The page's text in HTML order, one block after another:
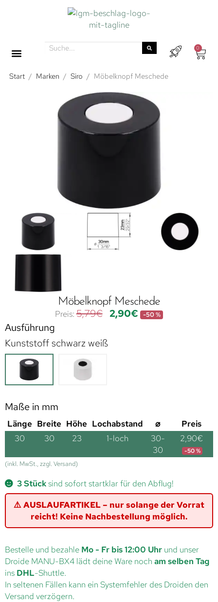
0
Start / Marken / Siro / Möbelknopf Meschede
Möbelknopf Meschede
5,79€ 2,90€ -50 %
Ausführung
Kunststoff schwarz weiß
Maße in mm
Länge Breite Höhe Lochabstand ⌀
Preis
30
30 23 1-loch
30-
30
2,90€
-50 %
(inkl. MwSt., zzgl. Versand)
3 Stücksind sofort startklar für den Abflug!
⚠️ AUSLAUFARTIKEL – nur solange der Vorrat
reicht! Keine Nachbestellung möglich.
Bestelle und bezahle Mo - Fr bis 12:00 Uhr und unser
Droide MANU-BX4 lädt deine Ware noch am selben Tag
ins DHL-Shuttle.
In seltenen Fällen kann ein Systemfehler des Droiden den
Versand verzögern.